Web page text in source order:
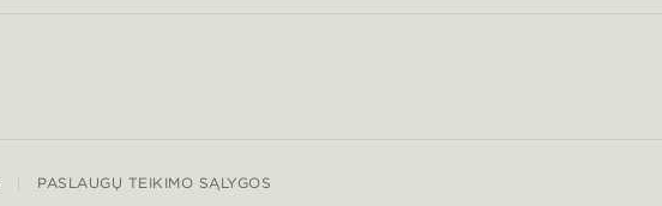
PASLAUGŲ TEIKIMO SĄLYGOS